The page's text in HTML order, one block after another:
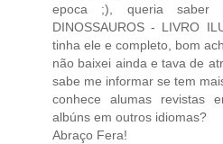
epoca ;), queria saber
DINOSSAUROS - LIVRO
tinha ele e completo, bom
não baixei ainda e tava de
sabe me informar se tem
conhece alumas revistas
albúns em outros idiomas?
Abraço Fera!